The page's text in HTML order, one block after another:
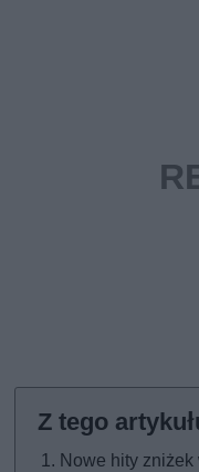
Nowe hity zniżek